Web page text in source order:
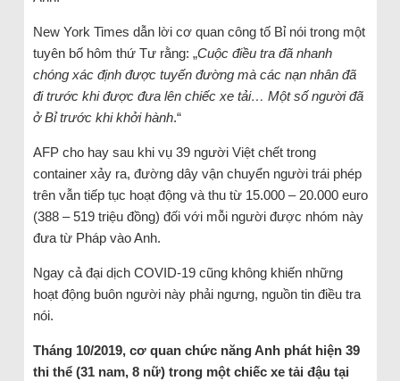
New York Times dẫn lời cơ quan công tố Bỉ nói trong một
tuyên bố hôm thứ Tư rằng: „Cuộc điều tra đã nhanh
chóng xác định được tuyến đường mà các nạn nhân đã
đi trước khi được đưa lên chiếc xe tải… Một số người đã
ở Bỉ trước khi khởi hành.“
AFP cho hay sau khi vụ 39 người Việt chết trong
container xảy ra, đường dây vận chuyển người trái phép
trên vẫn tiếp tục hoạt động và thu từ 15.000 – 20.000 euro
(388 – 519 triệu đồng) đối với mỗi người được nhóm này
đưa từ Pháp vào Anh.
Ngay cả đại dịch COVID-19 cũng không khiến những
hoạt động buôn người này phải ngưng, nguồn tin điều tra
nói.
Tháng 10/2019, cơ quan chức năng Anh phát hiện 39
thi thể (31 nam, 8 nữ) trong một chiếc xe tải đậu tại